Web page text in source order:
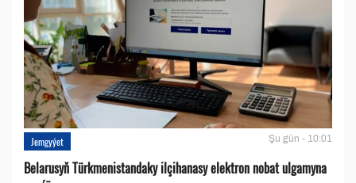
Jemgyýet Şu gün - 10:01
Belarusyň Türkmenistandaky ilçihanasy elektron nobat ulgamyna